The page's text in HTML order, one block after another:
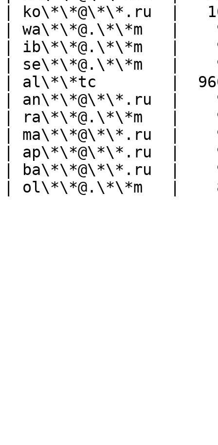
| ko\*\*@\*\*.ru  |
| wa\*\*@.\*\*m   |
| ib\*\*@.\*\*m   |
| se\*\*@.\*\*m   |
| al\*\*tc        |
| an\*\*@\*\*.ru  |
| ra\*\*@.\*\*m   |
| ma\*\*@\*\*.ru  |
| ap\*\*@\*\*.ru  |
| ba\*\*@\*\*.ru  |